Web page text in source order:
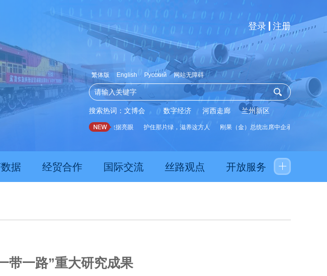
登录 注册
繁体版 English Русский 网站无障碍
搜索热词： 文博会 数字经济 河西走廊 兰州新区
展 甘肃上半年新质生产力发展数据亮眼 护住那片绿，滋养这方人 刚果（金）总统出席中企承建水厂启用仪式
据 经贸合作 国际交流 丝路观点 开放服务
带一路”重大研究成果